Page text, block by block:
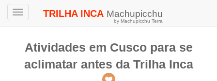
Toggle
TRILHA INCA Machupicchu
by Machupicchu Terra
Atividades em Cusco para se
aclimatar antes da Trilha Inca